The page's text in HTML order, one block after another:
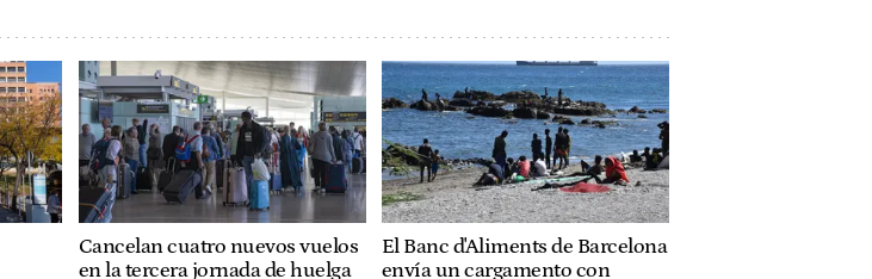
Cancelan cuatro nuevos vuelos
en la tercera jornada de huelga
El Banc d'Aliments de Barcelona
envía un cargamento con